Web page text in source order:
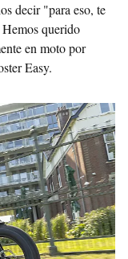
decir "para eso, te
querido
en moto por
Easy.